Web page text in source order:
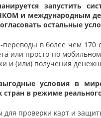
запустить
и международным
остальные
переводы в более чем
или просто по
и (или) получения
условия в
в режиме
для проверки карт и